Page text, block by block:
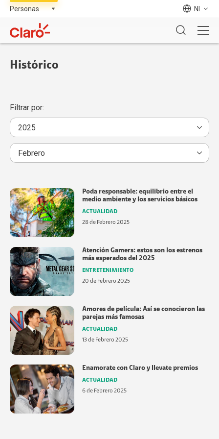
NI
Histórico
Filtrar por:
ACTUALIDAD
Poda responsable: equilibrio entre el
medio ambiente y los servicios básicos
28 de Febrero 2025
ENTRETENIMIENTO
Atención Gamers: estos son los estrenos
más esperados del 2025
20 de Febrero 2025
ACTUALIDAD
Amores de película: Así se conocieron las
parejas más famosas
13 de Febrero 2025
ACTUALIDAD
Enamorate con Claro y llevate premios
6 de Febrero 2025